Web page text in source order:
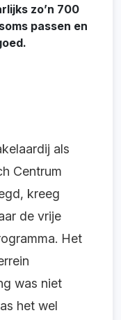
zo’n 700
passen en
als
Centrum
kreeg
de vrije
Het
was niet
het wel